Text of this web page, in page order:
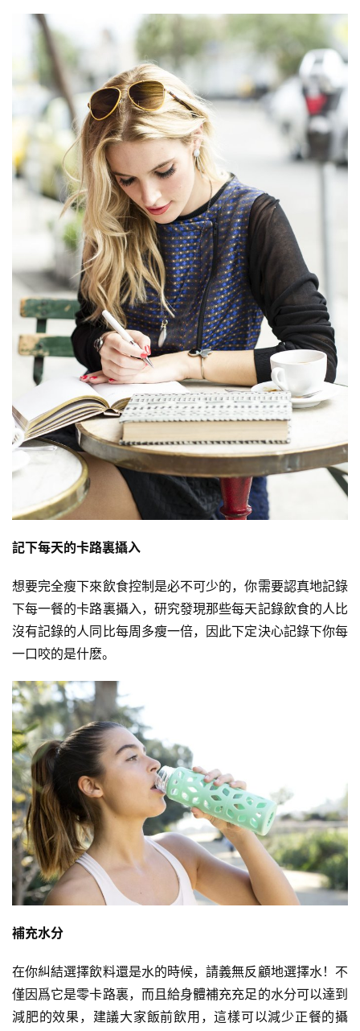
健
頻
記下每天的卡路裏攝入
想要完全瘦下來飲食控制是必不可少的，你需要認真地記錄
下每一餐的卡路裏攝入，研究發現那些每天記錄飲食的人比
沒有記錄的人同比每周多瘦一倍，因此下定決心記錄下你每
一口咬的是什麽。
補充水分
在你糾結選擇飲料還是水的時候，請義無反顧地選擇水！不
僅因爲它是零卡路裏，而且給身體補充充足的水分可以達到
減肥的效果，建議大家飯前飲用，這樣可以減少正餐的攝